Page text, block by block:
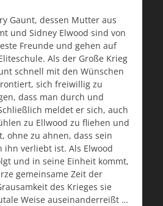
Gaunt, dessen Mutter aus
und Sidney Elwood sind von
Freunde und gehen auf
Als der Große Krieg
schnell mit den Wünschen
sich freiwillig zu
dass man durch und
meldet er sich, auch
zu Ellwood zu fliehen und
ohne zu ahnen, dass sein
ihn verliebt ist. Als Elwood
und in seine Einheit kommt,
gemeinsame Zeit der
des Krieges sie
Weise auseinanderreißt …